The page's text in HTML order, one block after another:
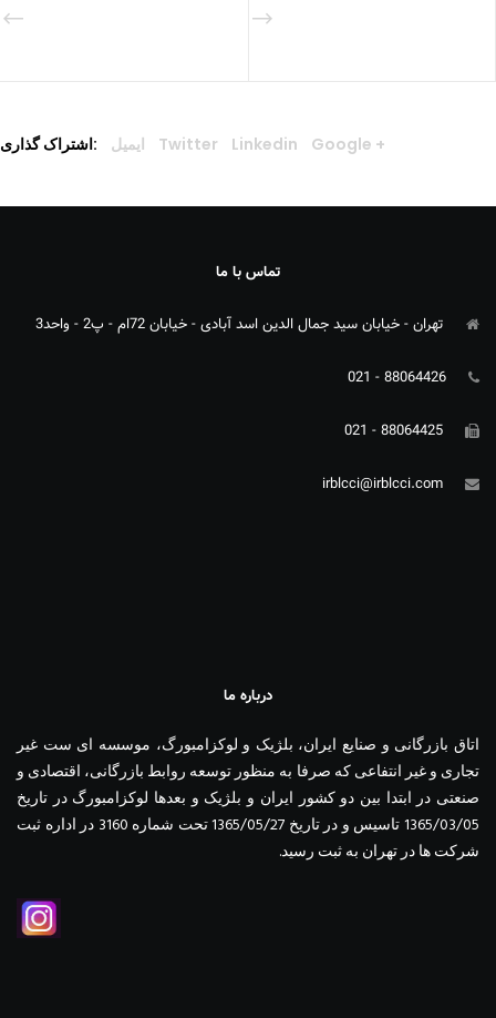
اشتراک گذاری: ایمیل Twitter Linkedin Google +
تماس با ما
تهران - خیابان سید جمال الدین اسد آبادی - خیابان 72ام - پ2 - واحد3
88064426 - 021
88064425 - 021
irblcci@irblcci.com
درباره ما
اتاق بازرگانی و صنایع ایران، بلژیک و لوکزامبورگ، موسسه ای ست غیر
تجاری و غیر انتفاعی که صرفا به منظور توسعه روابط بازرگانی، اقتصادی و
صنعتی در ابتدا بین دو کشور ایران و بلژیک و بعدها لوکزامبورگ در تاریخ
1365/03/05 تاسیس و در تاریخ 1365/05/27 تحت شماره 3160 در اداره ثبت
شرکت ها در تهران به ثبت رسید.